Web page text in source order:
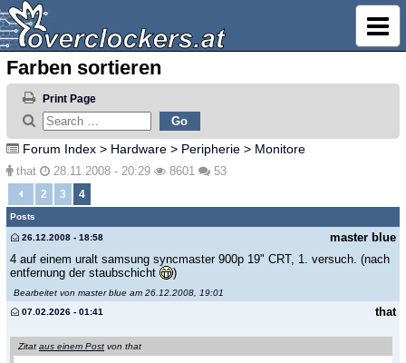
Farben sortieren
Print Page
Forum Index > Hardware > Peripherie > Monitore
that 28.11.2008 - 20:29 8601 53
2 3 4
Posts
master blue
26.12.2008 - 18:58
4 auf einem uralt samsung syncmaster 900p 19" CRT, 1. versuch. (nach
entfernung der staubschicht
)
Bearbeitet von master blue am 26.12.2008, 19:01
that
07.02.2026 - 01:41
Zitat aus einem Post von that